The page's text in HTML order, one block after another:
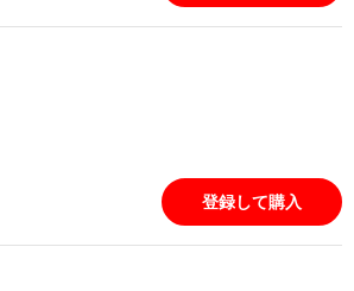
登録して購入